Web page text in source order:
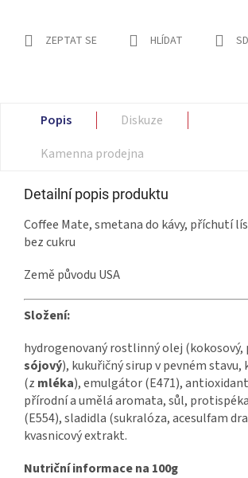
ZEPTAT SE HLÍDAT
Popis
Diskuze
Kamenna prodejna
Detailní popis produktu
Coffee Mate, smetana do kávy, příchutí
bez cukru
Země původu USA
Složení:
hydrogenovaný rostlinný olej (kokosový,
sójový), kukuřičný sirup v pevném stavu,
(z mléka), emulgátor (E471),
přírodní a umělá aromata, sůl,
(E554), sladidla (sukralóza, acesulfam
kvasnicový extrakt.
Nutriční informace na 100g